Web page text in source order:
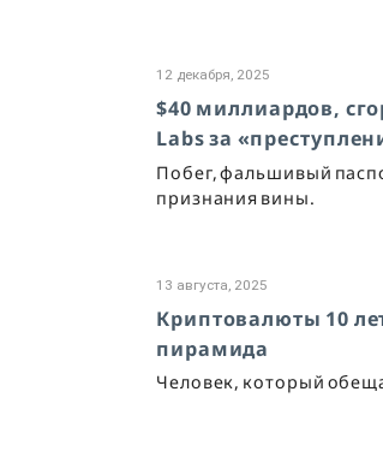
12 декабря, 2025
$40 миллиардов,
Labs за
Побег, фальшивый
признания вины.
13 августа, 2025
Криптовалюты 10
пирамида
Человек, который